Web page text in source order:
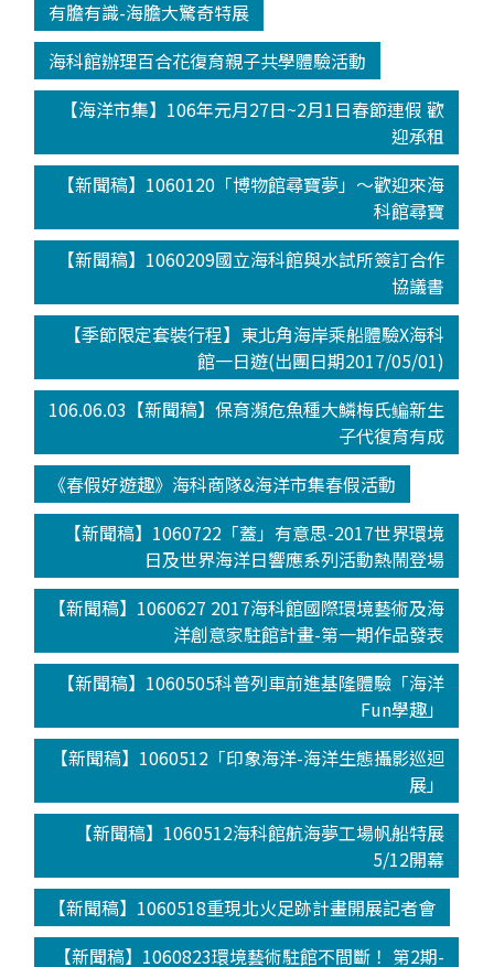
有膽有識-海膽大驚奇特展
海科館辦理百合花復育親子共學體驗活動
【海洋市集】106年元月27日~2月1日春節連假 歡
迎承租
【新聞稿】1060120「博物館尋寶夢」～歡迎來海
科館尋寶
【新聞稿】1060209國立海科館與水試所簽訂合作
協議書
【季節限定套裝行程】東北角海岸乘船體驗X海科
館一日遊(出團日期2017/05/01)
106.06.03【新聞稿】保育瀕危魚種大鱗梅氏鳊新生
子代復育有成
《春假好遊趣》海科商隊&海洋市集春假活動
【新聞稿】1060722「蓋」有意思-2017世界環境
日及世界海洋日響應系列活動熱鬧登場
【新聞稿】1060627 2017海科館國際環境藝術及海
洋創意家駐館計畫-第一期作品發表
【新聞稿】1060505科普列車前進基隆體驗「海洋
Fun學趣」
【新聞稿】1060512「印象海洋-海洋生態攝影巡迴
展」
【新聞稿】1060512海科館航海夢工場帆船特展
5/12開幕
【新聞稿】1060518重現北火足跡計畫開展記者會
【新聞稿】1060823環境藝術駐館不間斷！ 第2期-